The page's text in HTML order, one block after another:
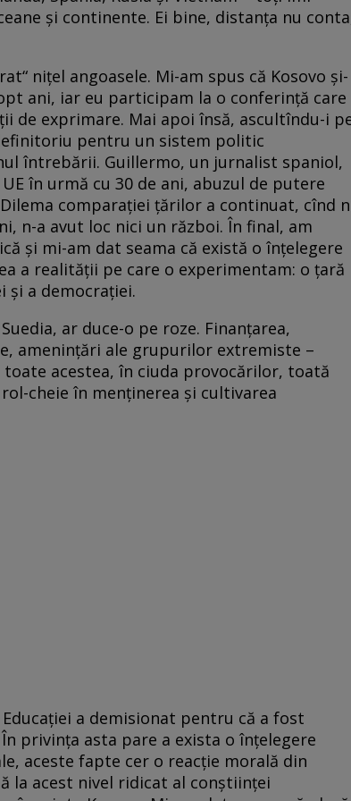
şi continente. Ei bine, distanţa nu
niţel angoasele. Mi-am spus că Kosovo şi-
ani, iar eu participam la o conferinţă care
de exprimare. Mai apoi însă, ascultîndu-i
pentru un sistem politic
întrebării. Guillermo, un jurnalist spaniol,
în urmă cu 30 de ani, abuzul de putere
comparaţiei ţărilor a continuat, cînd
n-a avut loc nici un război. În final, am
şi mi-am dat seama că există o înţelegere
a realităţii pe care o experimentam: o ţară
şi a democraţiei.
ar duce-o pe roze. Finanţarea,
ameninţări ale grupurilor extremiste –
acestea, în ciuda provocărilor, toată
cheie în menţinerea şi cultivarea
a demisionat pentru că a fost
privinţa asta pare a exista o înţelegere
aceste fapte cer o reacţie morală din
la acest nivel ridicat al conştiinţei